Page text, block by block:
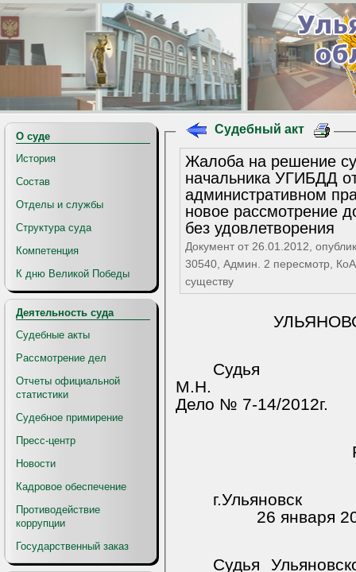
О суде
История
Состав
Отделы и службы
Структура суда
Компетенция
К дню Великой Победы
Деятельность суда
Судебные акты
Рассмотрение дел
Отчеты официальной
статистики
Судебное примирение
Пресс-центр
Новости
Кадровое обеспечение
Противодействие
коррупции
Государственный заказ
Судебный акт
Жалоба на решение
начальника УГИБДД
административном
новое рассмотрение
без удовлетворения
Документ от 26.01.2012,
30540, Админ. 2 пересмотр,
существу
М.Н.
Дело № 7-14/2012г.
г.Ульяновск
26 января
Судья